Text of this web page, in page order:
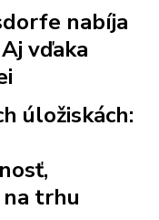
nabíja
vďaka
úložiskách:
na trhu